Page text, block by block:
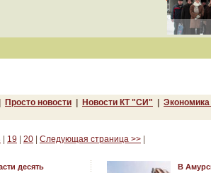
Просто новости Новости КТ "СИ"
19 20 Следующая страница >>
десять
В